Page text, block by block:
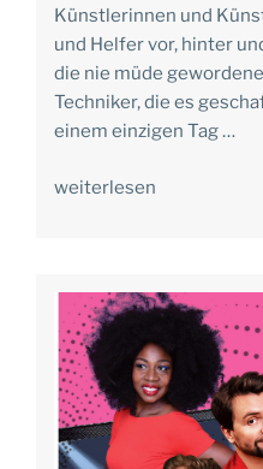
Künstlerinnen und
und Helfer vor, hinter
die nie müde
Techniker, die es
einem einzigen Tag …
weiterlesen